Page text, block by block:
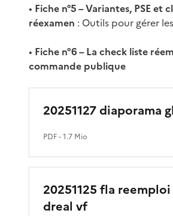
• Fiche n°5 – Variantes, PSE et
réexamen : Outils pour gérer
• Fiche n°6 – La check liste
commande publique
20251127 diaporama
PDF- 1.7 Mio
20251125 fla
dreal vf